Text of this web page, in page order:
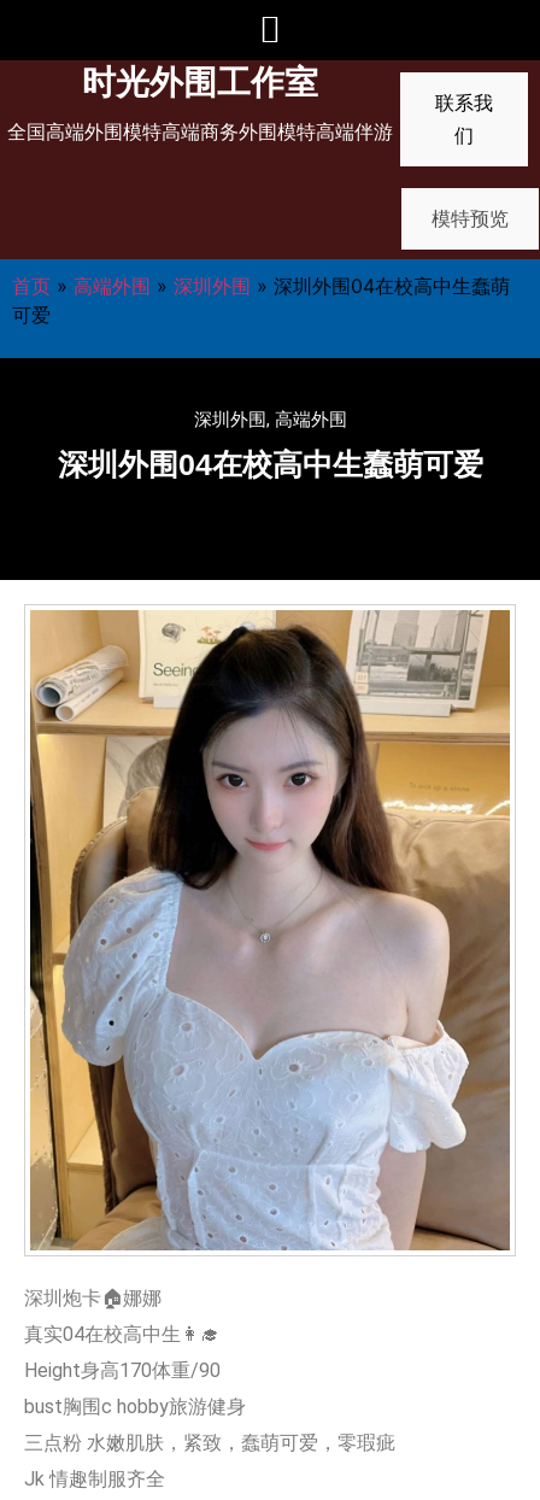
时光外围工作室
全国高端外围模特高端商务外围模特高端伴游
联系我
们
模特预览
首页 » 高端外围 » 深圳外围 » 深圳外围04在校高中生蠢萌
可爱
深圳外围, 高端外围
深圳外围04在校高中生蠢萌可爱
深圳炮卡🏠娜娜
真实04在校高中生👩‍🎓
Height身高170体重/90
bust胸围c hobby旅游健身
三点粉 水嫩肌肤，紧致，蠢萌可爱，零瑕疵
Jk 情趣制服齐全